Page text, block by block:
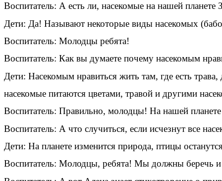
Воспитатель: А есть ли, насекомые на нашей планете
Дети: Да! Называют некоторые виды насекомых
Воспитатель: Молодцы ребята!
Воспитатель: Как вы думаете почему насекомым
Дети: Насекомым нравиться жить там, где есть трава,
насекомые питаются цветами, травой и другими
Воспитатель: Правильно, молодцы! На нашей
Воспитатель: А что случиться, если исчезнут все
Дети: На планете изменится природа, птицы
Воспитатель: Молодцы, ребята! Мы должны беречь